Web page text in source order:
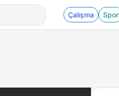
Çalışma Spor